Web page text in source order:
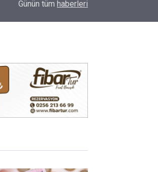
İYİ Parti’nin acı günü: Zeybek vefat etti
Günün tüm haberleri